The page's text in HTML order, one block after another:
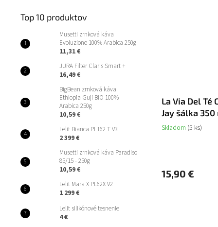
Top 10 produktov
Musetti zrnková káva
Evoluzione 100% Arabica 250g
11,31 €
JURA Filter Claris Smart +
16,49 €
BigBean zrnková káva
Ethiopia Guji BIO 100%
Arabica 250g
10,59 €
Lelit Bianca PL162 T V3
2 399 €
Musetti zrnková káva Paradiso
85/15 - 250g
10,59 €
Lelit Mara X PL62X V2
1 299 €
Lelit silikónové tesnenie
4 €
La Via Del Té
Jay šálka 350
Skladom (5 ks)
15,90 €